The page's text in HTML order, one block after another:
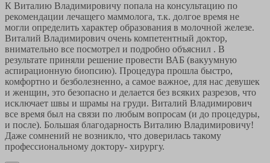
К Виталию Владимировичу попала на консультацию по
рекомендации лечащего маммолога, т.к. долгое время не
могли определить характер образования в молочной железе.
Виталий Владимирович очень компетентный доктор,
внимательно все посмотрел и подробно объяснил . В
результате приняли решение провести ВАБ (вакуумную
аспирационную биопсию). Процедура прошла быстро,
комфортно и безболезненно, а самое важное, для нас девушек
и женщин, это безопасно и делается без всяких разрезов, что
исключает швы и шрамы на груди. Виталий Владимирович
все время был на связи по любым вопросам (и до процедуры,
и после). Большая благодарность Виталию Владимировичу!
Даже сомнений не возникло, что доверилась такому
профессиональному доктору- хирургу.